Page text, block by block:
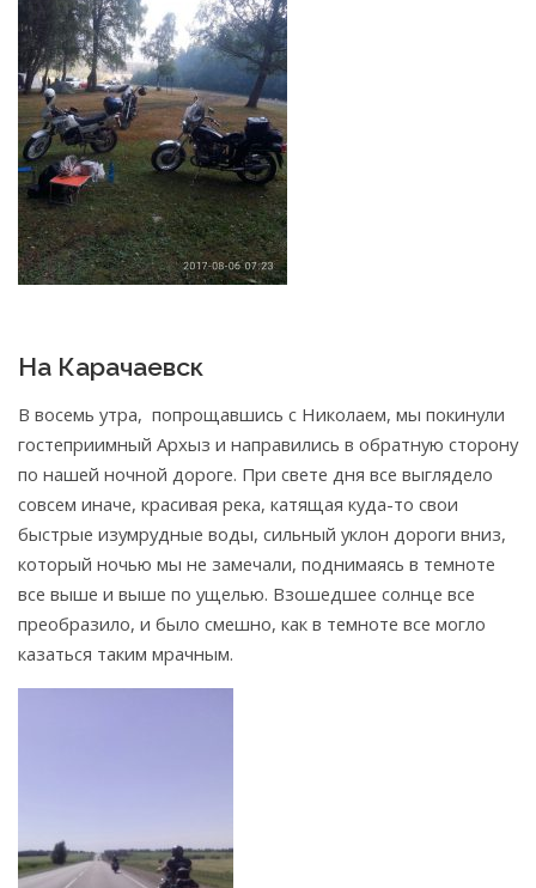
На Карачаевск
В восемь утра, попрощавшись с Николаем, мы покинули
гостеприимный Архыз и направились в обратную сторону
по нашей ночной дороге. При свете дня все выглядело
совсем иначе, красивая река, катящая куда-то свои
быстрые изумрудные воды, сильный уклон дороги вниз,
который ночью мы не замечали, поднимаясь в темноте
все выше и выше по ущелью. Взошедшее солнце все
преобразило, и было смешно, как в темноте все могло
казаться таким мрачным.